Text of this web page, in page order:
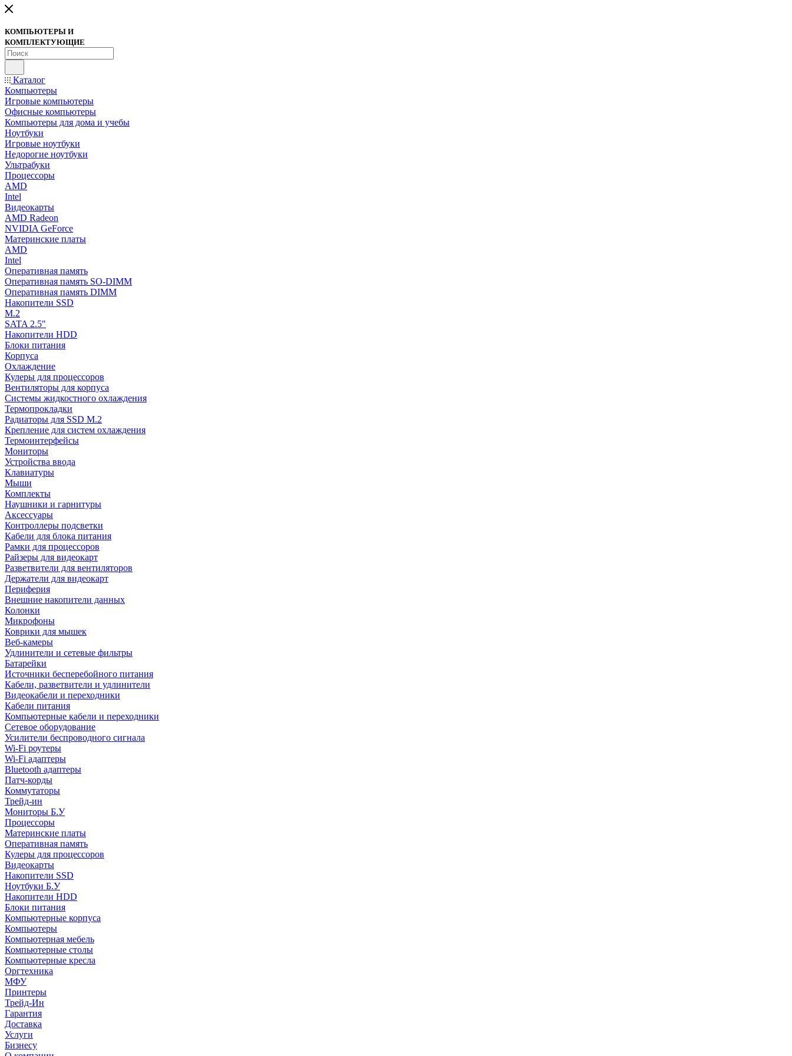
КОМПЬЮТЕРЫ И
КОМПЛЕКТУЮЩИЕ
Каталог
Компьютеры
Игровые компьютеры
Офисные компьютеры
Компьютеры для дома и учебы
Ноутбуки
Игровые ноутбуки
Недорогие ноутбуки
Ультрабуки
Процессоры
AMD
Intel
Видеокарты
AMD Radeon
NVIDIA GeForce
Материнские платы
AMD
Intel
Оперативная память
Оперативная память SO-DIMM
Оперативная память DIMM
Накопители SSD
M.2
SATA 2.5"
Накопители HDD
Блоки питания
Корпуса
Охлаждение
Кулеры для процессоров
Вентиляторы для корпуса
Системы жидкостного охлаждения
Термопрокладки
Радиаторы для SSD M.2
Крепление для систем охлаждения
Термоинтерфейсы
Мониторы
Устройства ввода
Клавиатуры
Мыши
Комплекты
Наушники и гарнитуры
Аксессуары
Контроллеры подсветки
Кабели для блока питания
Рамки для процессоров
Райзеры для видеокарт
Разветвители для вентиляторов
Держатели для видеокарт
Периферия
Внешние накопители данных
Колонки
Микрофоны
Коврики для мышек
Веб-камеры
Удлинители и сетевые фильтры
Батарейки
Источники бесперебойного питания
Кабели, разветвители и удлинители
Видеокабели и переходники
Кабели питания
Компьютерные кабели и переходники
Сетевое оборудование
Усилители беспроводного сигнала
Wi-Fi роутеры
Wi-Fi адаптеры
Bluetooth адаптеры
Патч-корды
Коммутаторы
Трейд-ин
Мониторы Б.У
Процессоры
Материнские платы
Оперативная память
Кулеры для процессоров
Видеокарты
Накопители SSD
Ноутбуки Б.У
Накопители HDD
Блоки питания
Компьютерные корпуса
Компьютеры
Компьютерная мебель
Компьютерные столы
Компьютерные кресла
Оргтехника
МФУ
Принтеры
Трейд-Ин
Гарантия
Доставка
Услуги
Бизнесу